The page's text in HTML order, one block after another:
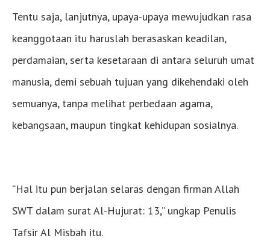
Tentu saja, lanjutnya, upaya-upaya mewujudkan rasa
keanggotaan itu haruslah berasaskan keadilan,
perdamaian, serta kesetaraan di antara seluruh umat
manusia, demi sebuah tujuan yang dikehendaki oleh
semuanya, tanpa melihat perbedaan agama,
kebangsaan, maupun tingkat kehidupan sosialnya.
“Hal itu pun berjalan selaras dengan firman Allah
SWT dalam surat Al-Hujurat: 13,” ungkap Penulis
Tafsir Al Misbah itu.